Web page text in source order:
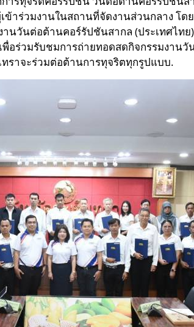
ข้าร่วมงานในสถานที่จัดงานส่วนกลาง โด
วันต่อต้านคอร์รัปชันสากล (ประเทศไท
พื่อร่วมรับชมการถ่ายทอดสดกิจกรรมงาน
ราจะร่วมต่อต้านการทุจริตทุกรูปแบบ.